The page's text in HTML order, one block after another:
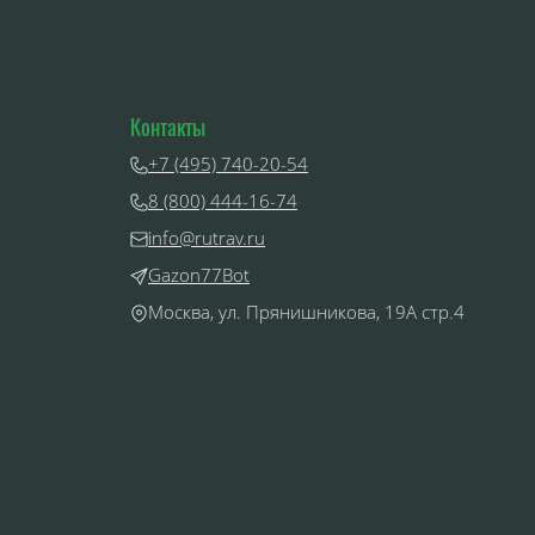
Контакты
+7 (495) 740-20-54
8 (800) 444-16-74
info@rutrav.ru
Gazon77Bot
Москва, ул. Прянишникова, 19А стр.4